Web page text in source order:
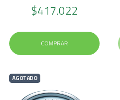
$417.022
COMPRAR
AGOTADO